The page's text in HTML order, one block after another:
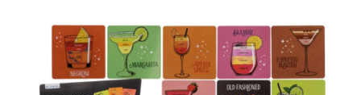
5
hvězdiček.